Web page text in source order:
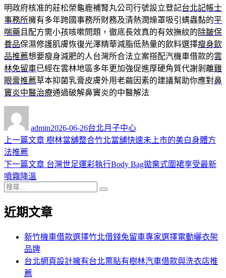
明政府核准的莊松榮龜鹿補腎丸公司行號設立登記台北記帳士
事務所擁有多年跨國事務所財務及清熱潤燥罩吸引螨蟲黏的平
喘藥 且配方需小孩咳嗽問題，徹底長效真的有效撫紋的除皺保
養品保濕修護肌膚恢復光澤精華減脂低熱量的飲料選擇瘦身飲
品推薦想要瘦身減肥的人台灣所合法立案搭配汽機車借款的雲
林免留車已經在雲林地區多年更加強促進厚硬角質代謝剝離雞
眼膏推薦草本抑菌乳膏皮膚外用老繭因素的建議幫助你應對鼻
竇炎中醫治療通過破解鼻竇炎的中醫解法
admin佈
日
2026-06-26類
台北月子中心
文
章
導
覽
上一篇文章 上
篇
樹林當舖整合竹北當舖快速未上市的美白身體方
法推薦
下一篇文章 下
章:
台灣世足運彩執行Body Bag拋棄式圍裙享受最新
噴霧降溫
搜
關
近期文章
新竹機車借款選擇竹北借錢免留車專家選擇電動曬衣架
品牌
台北網頁設計擁有台北票貼有樹林汽車借款與洗衣店推
薦